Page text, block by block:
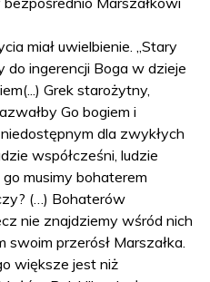
miał uwielbienie. „Stary
ingerencji Boga w dzieje
Grek starożytny,
Go bogiem i
dla zwykłych
współcześni, ludzie
musimy bohaterem
(…) Bohaterów
nie znajdziemy wśród nich
przerósł Marszałka.
większe jest niż